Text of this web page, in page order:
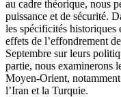
au cadre théorique, nous
puissance et de sécurité.
les spécificités historiques
effets de l’effondrement
Septembre sur leurs
partie, nous examinerons
Moyen-Orient,
l’Iran et la Turquie.